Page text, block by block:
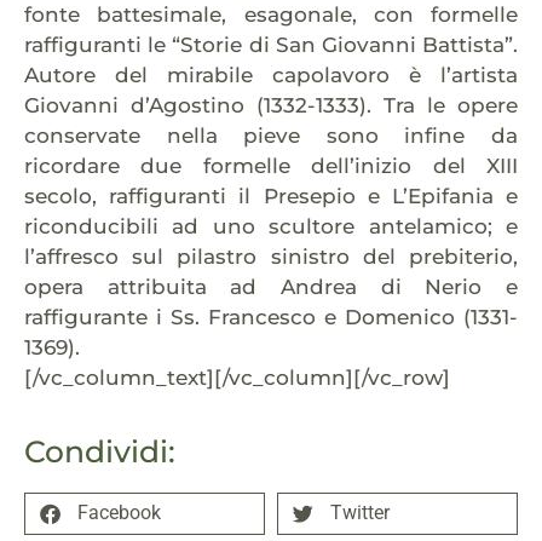
Condividi:
Facebook Twitter
fonte battesimale, esagonale, con formelle
raffiguranti le “Storie di San Giovanni Battista”.
Autore del mirabile capolavoro è l’artista
Giovanni d’Agostino (1332-1333). Tra le opere
conservate nella pieve sono infine da
ricordare due formelle dell’inizio del XIII
secolo, raffiguranti il Presepio e L’Epifania e
riconducibili ad uno scultore antelamico; e
l’affresco sul pilastro sinistro del prebiterio,
opera attribuita ad Andrea di Nerio e
raffigurante i Ss. Francesco e Domenico (1331-
1369).
[/vc_column_text][/vc_column][/vc_row]